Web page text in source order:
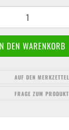
AUF DEN MERKZETTEL
FRAGE ZUM PRODUKT